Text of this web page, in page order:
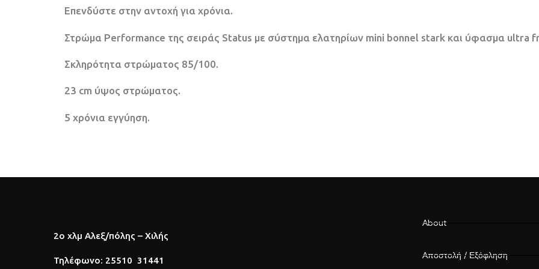
Επενδύστε στην αντοχή για χρόνια.
Στρώμα Performance της σειράς Status με σύστημα ελατηρίων mini bonnel stark και ύφασμα ultra
Σκληρότητα στρώματος 85/100.
23 cm ύψος στρώματος.
5 χρόνια εγγύηση.
2o χλμ Αλεξ/πόλης – Χιλής
Τηλέφωνο: 25510 31441
Αbout
Αποστολή / Εξόφληση